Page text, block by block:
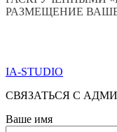
РАЗМЕЩЕНИЕ
IA-STUDIO
СВЯЗАТЬСЯ С
Ваше имя